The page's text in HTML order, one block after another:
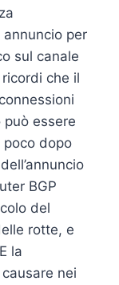
annuncio per
sul canale
che il
essere
poco dopo
BGP
del
rotte, e
la
nei